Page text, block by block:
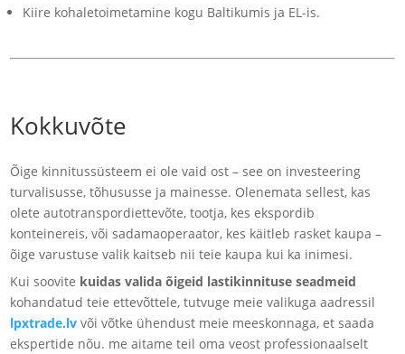
Kiire kohaletoimetamine kogu Baltikumis ja EL-is.
Kokkuvõte
Õige kinnitussüsteem ei ole vaid ost – see on investeering
turvalisusse, tõhususse ja mainesse. Olenemata sellest, kas
olete autotranspordiettevõte, tootja, kes ekspordib
konteinereis, või sadamaoperaator, kes käitleb rasket kaupa –
õige varustuse valik kaitseb nii teie kaupa kui ka inimesi.
Kui soovite kuidas valida õigeid lastikinnituse seadmeid
kohandatud teie ettevõttele, tutvuge meie valikuga aadressil
lpxtrade.lv või võtke ühendust meie meeskonnaga, et saada
ekspertide nõu. me aitame teil oma veost professionaalselt